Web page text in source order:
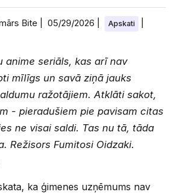
Bite | 05/29/2026 Apskati
anime seriāls, kas arī nav
mīlīgs un savā ziņā jauks
ražotājiem. Atklāti sakot,
- pieradušiem pie pavisam citas
ne visai saldi. Tas nu tā, tāda
Režisors Fumitosi Oidzaki.
ka ģimenes uzņēmums nav